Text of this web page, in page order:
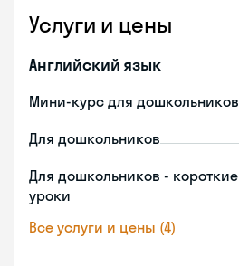
Услуги и цены
Английский язык
Мини-курс для дошкольников
Для дошкольников
Для дошкольников - короткие
уроки
Все услуги и цены (4)